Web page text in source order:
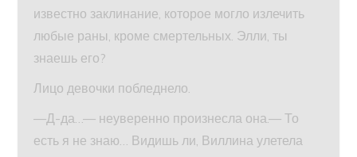
известно заклинание, которое могло излечить
любые раны, кроме смертельных. Элли, ты
знаешь его?
Лицо девочки побледнело.
—Д-да…— неуверенно произнесла она.— То
есть я не знаю… Видишь ли, Виллина улетела